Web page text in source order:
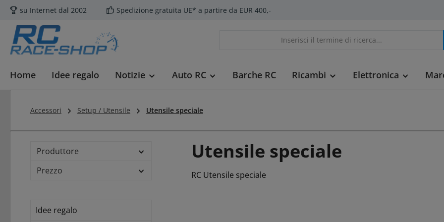
al contenuto principale
Salta alla ricerca
Passa alla navigazione principale
su Internet dal 2002 Spedizione gratuita UE* a partire da EUR 400,-
Home Idee regalo Notizie Auto RC Barche RC Ricambi Elettronica
Accessori Setup / Utensile Utensile speciale
Produttore
Prezzo
Idee regalo
Utensile speciale
RC Utensile speciale